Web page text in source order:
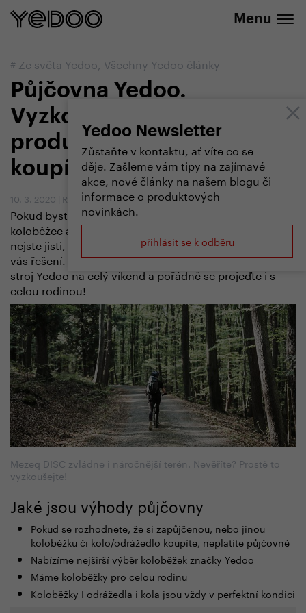
Menu
Yedoo Newsletter
Zůstaňte v kontaktu, ať víte co se
děje. Zašleme vám tipy na zajímavé
akce, nové články na našem blogu či
informace o produktových
novinkách.
přihlásit se k odběru
# Ze světa Yedoo, Všechny Yedoo články
Půjčovna Yedoo.
Vyzkoušejte naše
produkty, dřív než si je
koupíte
10. 3. 2020 | Redakce
Pokud byste chtěli zažít ten jedinečný pocit z jízdy na
koloběžce a děti na odrážedle nebo kole, ale zatím si
nejste jisti, zda si je chcete přímo kupovat, máme pro
vás řešení. Půjčte si v rámci speciální nabídky jakýkoli
stroj Yedoo na celý víkend a pořádně se projeďte i s
celou rodinou!
Mezeq DISC zvládne i náročnější terén. Nevěříte? Prostě to
vyzkoušejte!
Jaké jsou výhody půjčovny
Pokud se rozhodnete, že si zapůjčenou, nebo jinou
koloběžku či kolo/odrážedlo koupíte, neplatíte půjčovné
Nabízíme nejširší výběr koloběžek značky Yedoo
Máme koloběžky pro celou rodinu
Koloběžky I odrážedla i kola jsou vždy v perfektní kondici